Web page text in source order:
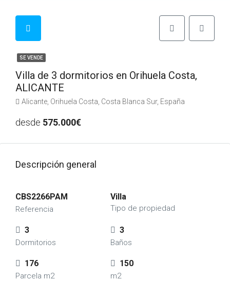
SE VENDE
Villa de 3 dormitorios en Orihuela Costa,
ALICANTE
Alicante, Orihuela Costa, Costa Blanca Sur, España
desde 575.000€
Descripción general
CBS2266PAM
Referencia
Villa
Tipo de propiedad
3
Dormitorios
3
Baños
176
Parcela m2
150
m2